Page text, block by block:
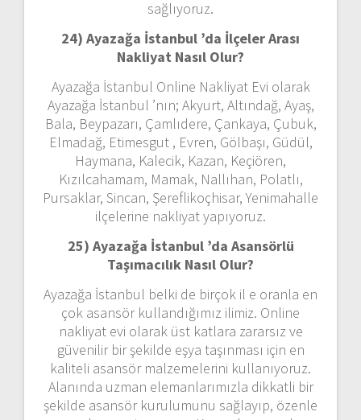
sağlıyoruz.
24) Ayazağa İstanbul ’da İlçeler Arası
Nakliyat Nasıl Olur?
Ayazağa İstanbul Online Nakliyat Evi olarak
Ayazağa İstanbul ’nın; Akyurt, Altındağ, Ayaş,
Bala, Beypazarı, Çamlıdere, Çankaya, Çubuk,
Elmadağ, Etimesgut , Evren, Gölbaşı, Güdül,
Haymana, Kalecik, Kazan, Keçiören,
Kızılcahamam, Mamak, Nallıhan, Polatlı,
Pursaklar, Sincan, Şereflikoçhisar, Yenimahalle
ilçelerine nakliyat yapıyoruz.
25) Ayazağa İstanbul ’da Asansörlü
Taşımacılık Nasıl Olur?
Ayazağa İstanbul belki de birçok il e oranla en
çok asansör kullandığımız ilimiz. Online
nakliyat evi olarak üst katlara zararsız ve
güvenilir bir şekilde eşya taşınması için en
kaliteli asansör malzemelerini kullanıyoruz.
Alanında uzman elemanlarımızla dikkatli bir
şekilde asansör kurulumunu sağlayıp, özenle